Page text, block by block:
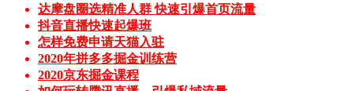
达摩盘圈选精准人群 快速引爆首页流量
抖音直播快速起爆班
怎样免费申请天猫入驻
2020年拼多多掘金训练营
2020京东掘金课程